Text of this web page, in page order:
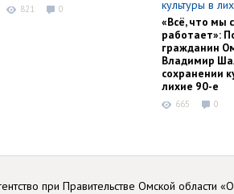
821 0
«Всё, что мы
работает»:
гражданин
Владимир
сохранении
лихие 90-е
665 0
при Правительстве Омской области